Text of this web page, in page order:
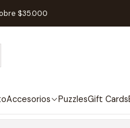
Accesorios PuzzlesGift Cards
$35.000
- Inglés
-
favoritos